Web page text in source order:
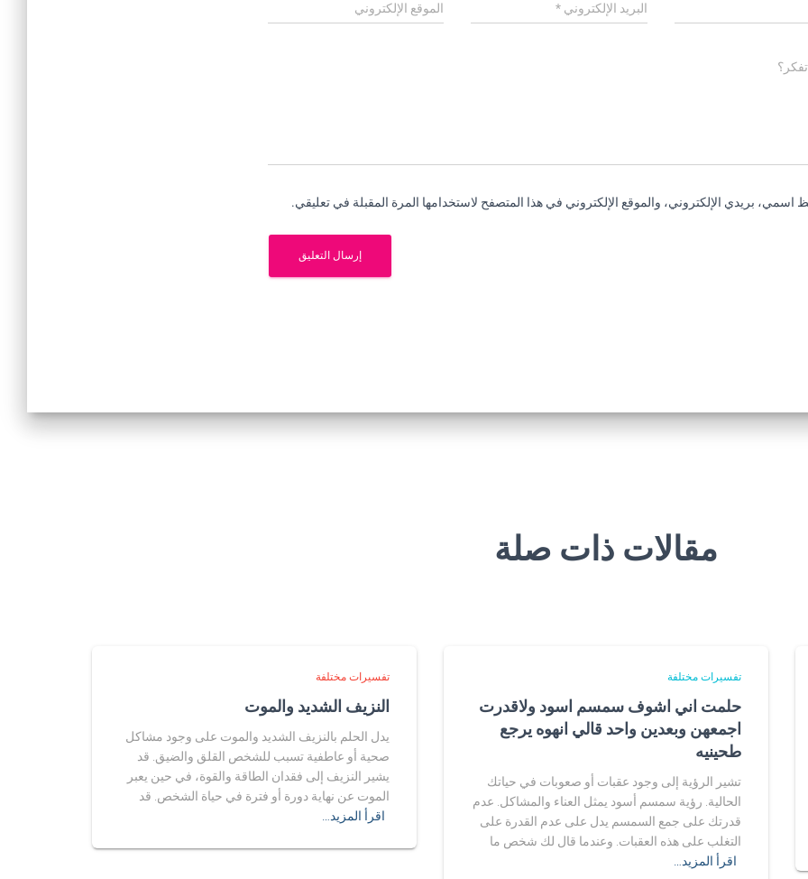
البريد الإلكتروني* الموقع الإلكتروني
اسمي، بريدي الإلكتروني، والموقع الإلكتروني في هذا المتصفح لاستخدامها المرة المقبلة في تعليقي.
مقالات ذات صلة
تفسيرات مختلفة
حلمت اني اشوف سمسم اسود ولاقدرت
اجمعهن وبعدين واحد قالي انهوه يرجع
طحينيه
تشير الرؤية إلى وجود عقبات أو صعوبات في حياتك
الحالية. رؤية سمسم أسود يمثل العناء والمشاكل. عدم
قدرتك على جمع السمسم يدل على عدم القدرة على
التغلب على هذه العقبات. وعندما قال لك شخص ما
اقرأ المزيد…
تفسيرات مختلفة
النزيف الشديد والموت
يدل الحلم بالنزيف الشديد والموت على وجود مشاكل
صحية أو عاطفية تسبب للشخص القلق والضيق. قد
يشير النزيف إلى فقدان الطاقة والقوة، في حين يعبر
الموت عن نهاية دورة أو فترة في حياة الشخص. قد
اقرأ المزيد…